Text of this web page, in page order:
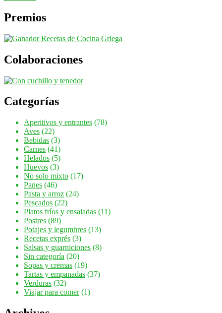
Premios
Colaboraciones
Categorías
Aperitivos y entrantes (78)
Aves (22)
Bebidas (3)
Carnes (41)
Helados (5)
Huevos (3)
No solo mixto (17)
Panes (46)
Pasta y arroz (24)
Pescados (22)
Platos fríos y ensaladas (11)
Postres (89)
Potajes y legumbres (13)
Recetas exprés (3)
Salsas y guarniciones (8)
Sin categoría (20)
Sopas y cremas (19)
Tartas y empanadas (37)
Verduras (32)
Viajar para comer(1)